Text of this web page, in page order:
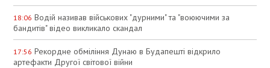
18:06 Водій називав військових "дурними" та "воюючими за
бандитів" відео викликало скандал
17:56 Рекордне обміління Дунаю в Будапешті відкрило
артефакти Другої світової війни